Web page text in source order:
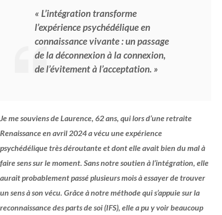
« L’intégration transforme
l’expérience psychédélique en
connaissance vivante : un passage
de la déconnexion à la connexion,
de l’évitement à l’acceptation. »
Je me souviens de Laurence, 62 ans, qui lors d’une retraite
Renaissance en avril 2024 a vécu une expérience
psychédélique très déroutante et dont elle avait bien du mal à
faire sens sur le moment. Sans notre soutien à l’intégration, elle
aurait probablement passé plusieurs mois à essayer de trouver
un sens à son vécu. Grâce à notre méthode qui s’appuie sur la
reconnaissance des parts de soi (IFS), elle a pu y voir beaucoup